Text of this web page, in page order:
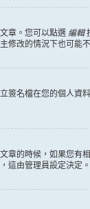
章。您可以點選 編輯
修改的情況下也可
簽名檔在您的個人資
章的時候，如果您
這由管理員設定決定。